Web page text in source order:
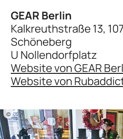
GEAR Berlin
Kalkreuthstraße 13,
Schöneberg
U Nollendorfplatz
Website von GEAR
Website von
©